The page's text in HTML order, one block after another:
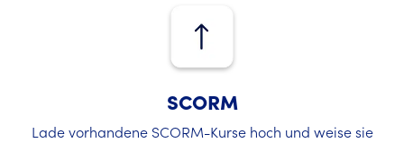
SCORM
Lade vorhandene SCORM-Kurse hoch und weise sie